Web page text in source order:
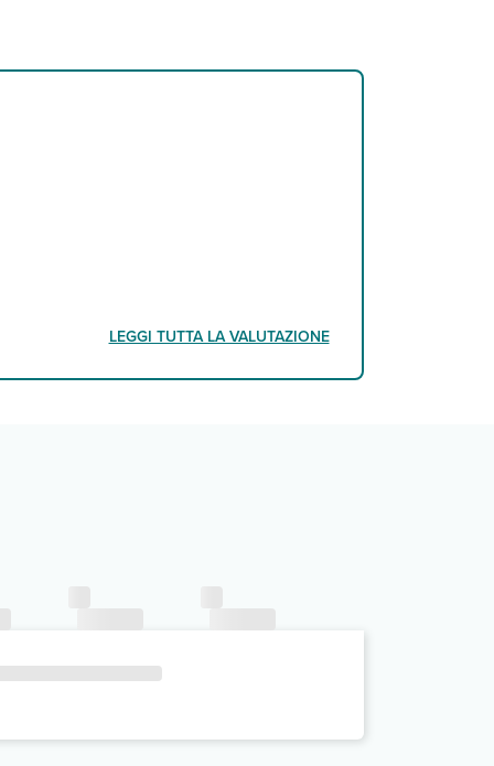
LEGGI TUTTA LA VALUTAZIONE